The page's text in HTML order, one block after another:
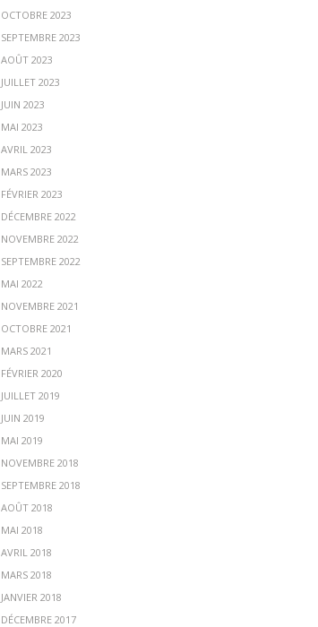
OCTOBRE 2023
SEPTEMBRE 2023
AOÛT 2023
JUILLET 2023
JUIN 2023
MAI 2023
AVRIL 2023
MARS 2023
FÉVRIER 2023
DÉCEMBRE 2022
NOVEMBRE 2022
SEPTEMBRE 2022
MAI 2022
NOVEMBRE 2021
OCTOBRE 2021
MARS 2021
FÉVRIER 2020
JUILLET 2019
JUIN 2019
MAI 2019
NOVEMBRE 2018
SEPTEMBRE 2018
AOÛT 2018
MAI 2018
AVRIL 2018
MARS 2018
JANVIER 2018
DÉCEMBRE 2017